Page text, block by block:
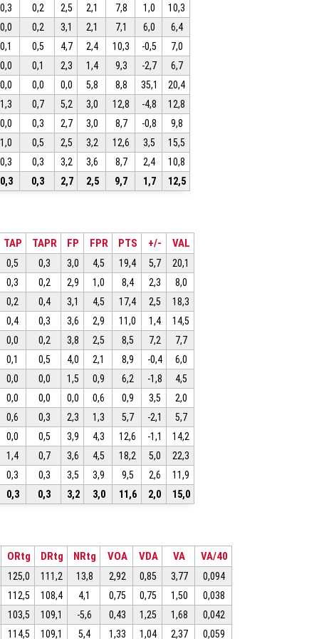
0,3 0,2 2,5 2,1 7,8 1,0
10,3
0,0
0,2 3,1 2,1 7,1 6,0
6,4
0,1
0,5 4,7 2,4 10,3 -0,5
7,0
0,0
0,1 2,3 1,4 9,3 -2,7
6,7
0,0
0,0 0,0 5,8 8,8 35,1
20,4
1,3
0,7 5,2 3,0 12,8 -4,8
12,8
0,0
0,3 2,7 3,0 8,7 -0,8
9,8
1,0
0,5 2,5 3,2 12,6 3,5
15,5
0,3
0,3 3,2 3,6 8,7 2,4
10,8
0,3
0,3 2,7 2,5 9,7 1,7 12,5
TAP TAPR FP FPR PTS +/- VAL
0,5 0,3 3,0 4,5 19,4 5,7
20,1
0,3
0,2 2,9 1,0 8,4 2,3
8,0
0,2
0,4 3,1 4,5 17,4 2,5
18,3
0,4
0,3 3,6 2,9 11,0 1,4
14,5
0,0
0,2 3,8 2,5 8,5 7,2
7,7
0,1
0,5 4,0 2,1 8,9 -0,4
6,0
0,0
0,0 1,5 0,9 6,2 -1,8
4,5
0,0
0,0 0,0 0,6 0,9 3,5
2,0
0,6
0,3 2,3 1,3 5,7 -2,1
5,7
0,0
0,5 3,9 4,3 12,6 -1,1
14,2
1,4
0,7 3,6 4,5 18,2 5,0
22,3
0,3
0,3 3,5 3,9 9,5 2,6
11,9
0,3
0,3 3,2 3,0 11,6 2,0 15,0
ORtg DRtg NRtg VOA VDA VA VA/40
125,0 111,2 13,8 2,92 0,85 3,77
0,094
112,5
108,4 4,1 0,75 0,75 1,50
0,038
103,5
109,1 -5,6 0,43 1,25 1,68
0,042
114,5
109,1 5,4 1,33 1,04 2,37 0,059